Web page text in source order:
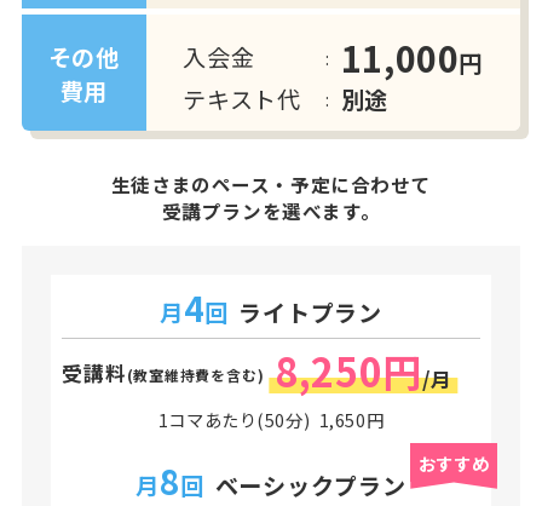
その他
費用
入会金 11,000円
テキスト代
別途
生徒さまのペース・予定に合わせて
受講プランを選べます。
月4回 ライトプラン
受講料(教室維持費を含む) 8,250円/月
1コマあたり(50分) 1,650円
おすすめ
月8回 ベーシックプラン